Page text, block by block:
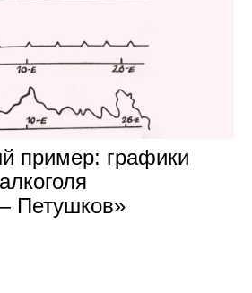
при­мер: гра­фики
Петуш­ков»